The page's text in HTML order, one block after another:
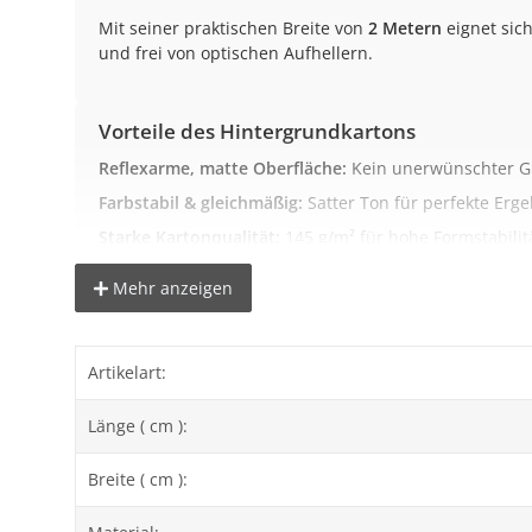
Mit seiner praktischen Breite von 2 Metern eignet
und frei von optischen Aufhellern.
Vorteile des Hintergrundkartons
Reflexarme, matte Oberfläche: Kein unerwünschter
Farbstabil & gleichmäßig: Satter Ton für perfekte
Starke Kartonqualität:
145 g/m² für hohe Formstabilität
Gerollte Lieferung:Auf stabilem Pappkern (Ø 54 mm)
Fertigmaß 2 × 11 m:
Wichtige Hinweise zur Farbdarstellung
Wir bemühen uns, die Farben so realitätsnah wie
Hinweise zur Lieferung
Lieferung nur innerhalb des deutschen Festlands.
Mehr anzeigen
Artikelart:
Länge ( cm ):
Breite ( cm ):